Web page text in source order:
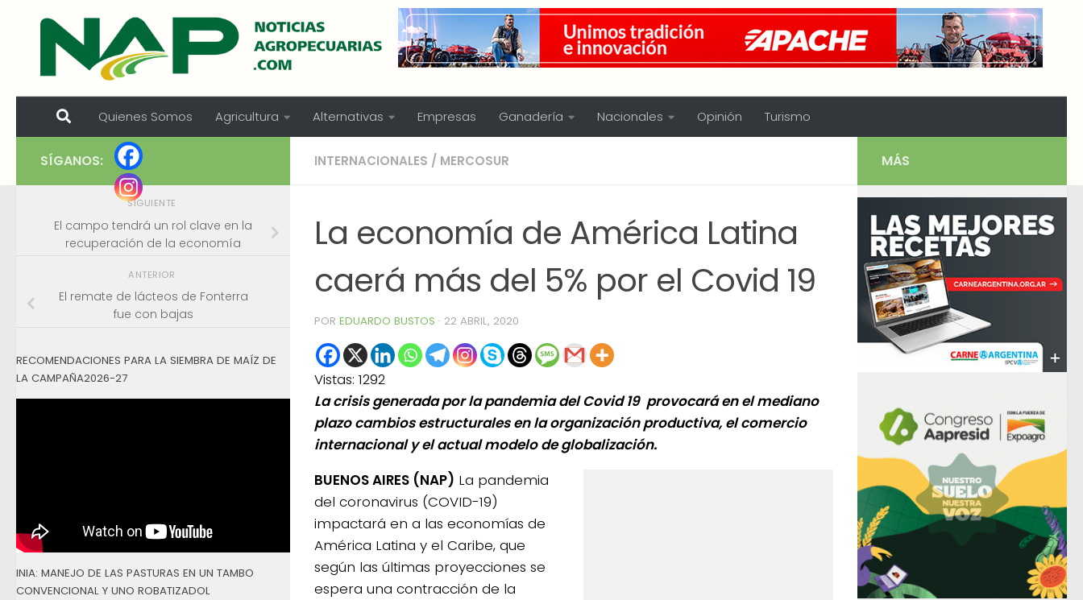
Skip to content
Quienes Somos Agricultura Alternativas Empresas Ganadería Nacionales Opinión Turismo
INTERNACIONALES / MERCOSUR
La economía de América Latina
caerá más del 5% por el Covid 19
POR EDUARDO BUSTOS · 22 ABRIL, 2020
Vistas: 1292
La crisis generada por la pandemia del Covid 19 provocará en el mediano
plazo cambios estructurales en la organización productiva, el comercio
internacional y el actual modelo de globalización.
BUENOS AIRES (NAP) La pandemia
del coronavirus (COVID-19)
impactará en a las economías de
América Latina y el Caribe, que
según las últimas proyecciones se
espera una contracción de la
SÍGANOS:
SIGUIENTE
El campo tendrá un rol clave en la
recuperación de la economía
ANTERIOR
El remate de lácteos de Fonterra
fue con bajas
RECOMENDACIONES PARA LA SIEMBRA DE MAÍZ DE
LA CAMPAÑA2026-27
INIA: MANEJO DE LAS PASTURAS EN UN TAMBO
CONVENCIONAL Y UNO ROBATIZADOL
MÁS